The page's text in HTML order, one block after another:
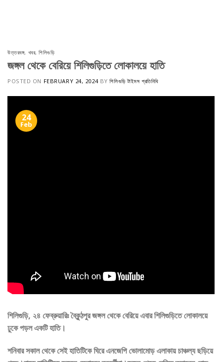
উত্তরবঙ্গ, খবর,শিলিগুড়ি
জঙ্গল থেকে বেরিয়ে শিলিগুড়িতে লোকালয়ে হাতি
POSTED ON FEBRUARY 24, 2024BYশিলিগুড়ি টাইমস প্রতিনিধি
24
Feb
শিলিগুড়ি, ২৪ ফেব্রুয়ারিঃ বৈকুন্ঠপুর জঙ্গল থেকে বেরিয়ে এবার শিলিগুড়িতে লোকালয়ে
ঢুকে পড়ল একটি হাতি।
শনিবার সকাল থেকে সেই হাতিটিকে ঘিরে এনজেপি ভোলামোড় এলাকায় চাঞ্চল্য ছড়িয়ে